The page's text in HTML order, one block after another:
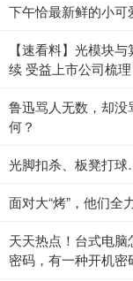
下午恰最新鲜的小可
【速看料】光模块
续 受益上市公司梳理
鲁迅骂人无数，却
何？
光脚扣杀、板凳打
面对大“烤”，他们全
天天热点！台式电
密码，有一种开机密